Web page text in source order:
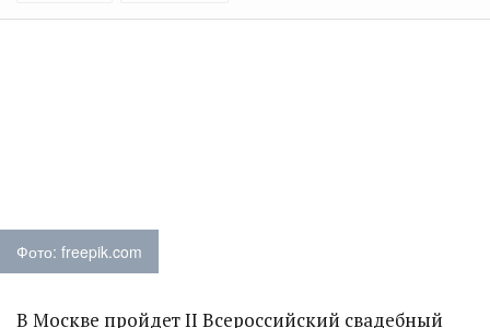
Фото: freepik.com
В Москве пройдет II Всероссийский свадебный